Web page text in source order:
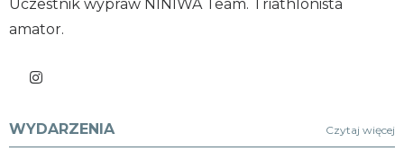
Uczestnik wypraw NINIWA Team. Triathlonista
amator.
WYDARZENIA Czytaj więcej